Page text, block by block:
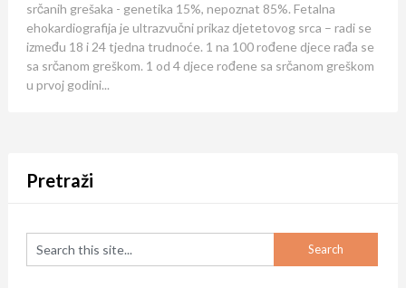
srčanih grešaka - genetika 15%, nepoznat 85%. Fetalna
ehokardiografija je ultrazvučni prikaz djetetovog srca – radi se
između 18 i 24 tjedna trudnoće. 1 na 100 rođene djece rađa se
sa srčanom greškom. 1 od 4 djece rođene sa srčanom greškom
u prvoj godini...
Pretraži